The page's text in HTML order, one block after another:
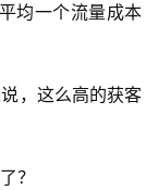
均一个流量成本
，这么高的获客
？